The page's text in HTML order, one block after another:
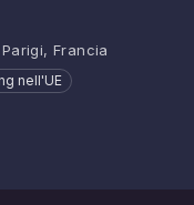
Francia
nell'UE